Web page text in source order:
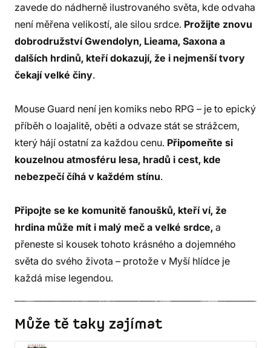
zavede do nádherně ilustrovaného světa, kde odvaha
není měřena velikostí, ale silou srdce. Prožijte znovu
dobrodružství Gwendolyn, Lieama, Saxona a
dalších hrdinů, kteří dokazují, že i nejmenší tvory
čekají velké činy.
Mouse Guard není jen komiks nebo RPG – je to epický
příběh o loajalitě, oběti a odvaze stát se strážcem,
který hájí ostatní za každou cenu. Připomeňte si
kouzelnou atmosféru lesa, hradů i cest, kde
nebezpečí číhá v každém stínu.
Připojte se ke komunitě fanoušků, kteří ví, že
hrdina může mít i malý meč a velké srdce, a
přeneste si kousek tohoto krásného a dojemného
světa do svého života – protože v Myší hlídce je
každá mise legendou.
Může tě taky zajímat